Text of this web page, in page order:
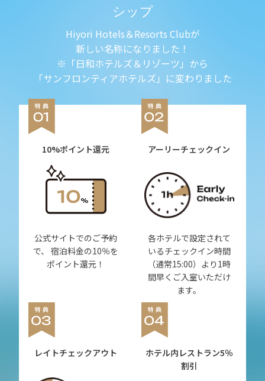
シップ
Hiyori Hotels＆Resorts Clubが
新しい名称になりました！
※「日和ホテルズ＆リゾーツ」から
「サンフロンティアホテルズ」に変わりました
10%ポイント還元
公式サイトでのご予約
で、 宿泊料金の10％を
ポイント還元！
アーリーチェックイン
各ホテルで設定されて
いるチェックイン時間
（通常15:00）より1時
間早くご入室いただけ
ます。
レイトチェックアウト ホテル内レストラン5％
割引